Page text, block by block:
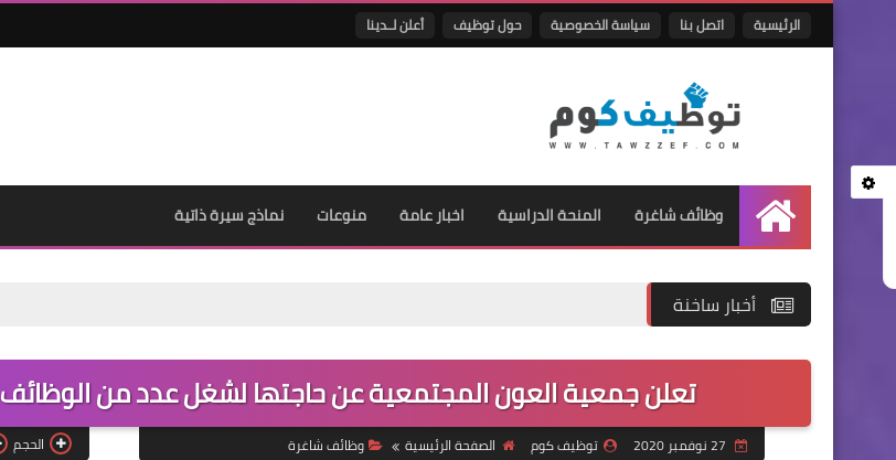
الرئيسية اتصل بنا سياسة الخصوصية حول توظيف أعلن لــدينا
الرئيسية
وظائف شاغرة المنحة الدراسية اخبار عامة منوعات نماذج سيرة ذاتية
أخبار ساخنة
تعلن جمعية العون المجتمعية عن حاجتها لشغل عدد من الوظائف
توظيف كوم الصفحة الرئيسية وظائف شاغرة الحجم